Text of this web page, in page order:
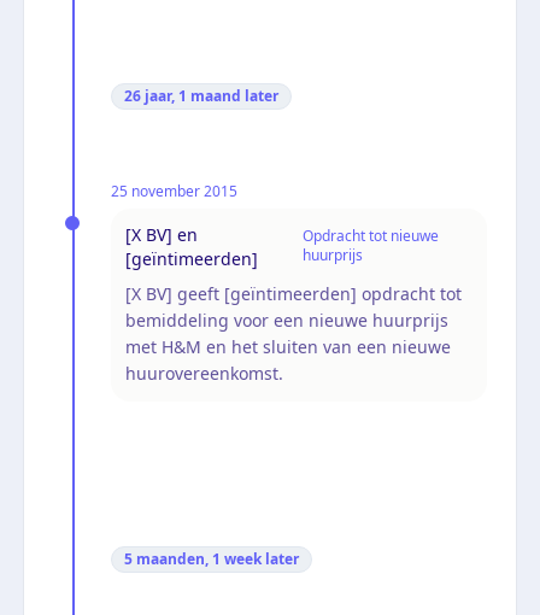
26 jaar, 1 maand later
25 november 2015
[X BV] en
[geïntimeerden]
Opdracht tot nieuwe
huurprijs
[X BV] geeft [geïntimeerden] opdracht tot
bemiddeling voor een nieuwe huurprijs
met H&M en het sluiten van een nieuwe
huurovereenkomst.
5 maanden, 1 week later